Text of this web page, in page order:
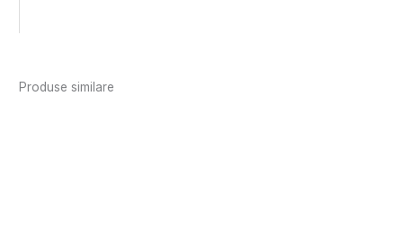
Produse similare